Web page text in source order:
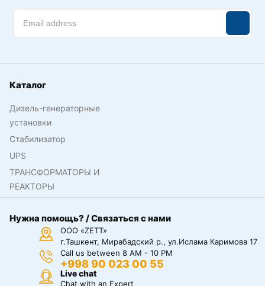
Каталог
Дизель-генераторные
установки
Стабилизатор
UPS
ТРАНСФОРМАТОРЫ И
РЕАКТОРЫ
Нужна помощь? / Связаться с нами
ООО «ZETT»
г.Ташкент, Мирабадский р., ул.Ислама Каримова 17
Call us between 8 AM - 10 PM
+998 90 023 00 55
Live chat
Chat with an Expert